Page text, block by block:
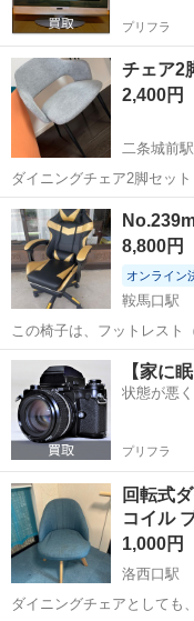
プリフラ
チェア2
2,400円
二条城前駅
ダイニングチェア2脚セット 座面、背面：グレー 脚：ブラック サイズ
は4枚目の写本を確認下さい 目立つ汚れ無し 使用期間は約1年 取扱
明書、保証書付き 8/23、24、25の三日間で受取に来て下さる方にお譲
りします ...
京都 京都市 二条
8,800円
オンライン
鞍馬口駅
この椅子は、フットレスト
ゲーミングチェアです。快
ンバーサポート（腰当て）
高さ調節が可能で、デスク
京都 京都市 鞍馬口
【家に
状態が悪
プリフラ
回転式
コイル
1,000円
洛西口駅
ダイニングチェアとしても